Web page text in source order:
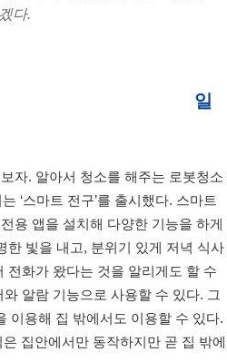
다.
일
자. 알아서 청소를 해주는 로봇청소
‘스마트 전구’를 출시했다. 스마트
용 앱을 설치해 다양한 기능을 하게
한 빛을 내고, 분위기 있게 저녁 식사
전화가 왔다는 것을 알리게도 할 수
알람 기능으로 사용할 수 있다. 그
이용해 집 밖에서도 이용할 수 있다.
집안에서만 동작하지만 곧 집 밖에